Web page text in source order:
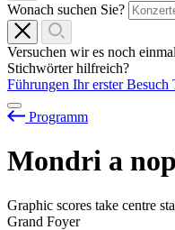
Wonach suchen Sie?
Versuchen wir es noch
Stichwörter hilfreich?
Führungen Ihr erster Besuch
Programm
Mondri a
Graphic scores take centre
Grand Foyer